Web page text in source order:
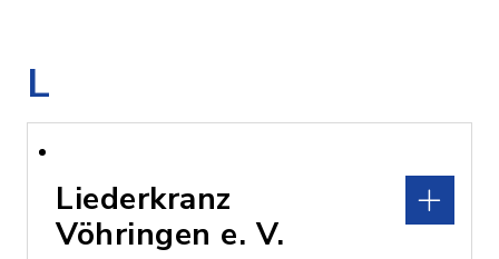
L
Liederkranz
Vöhringen e. V.